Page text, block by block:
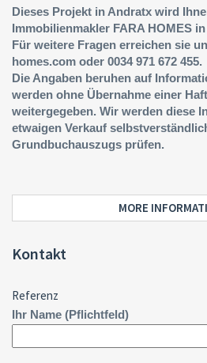
Dieses Projekt in Andratx wird
Immobilienmakler FARA HOMES
Für weitere Fragen erreichen sie
homes.com oder 0034 971 672 455.
Die Angaben beruhen auf
werden ohne Übernahme einer
weitergegeben. Wir werden diese
etwaigen Verkauf
Grundbuchauszugs prüfen.
MORE
Kontakt
Referenz
Ihr Name (Pflichtfeld)